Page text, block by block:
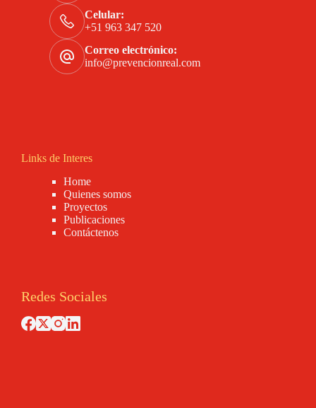
Celular:
+51 963 347 520
Correo electrónico:
info@prevencionreal.com
Links de Interes
Home
Quienes somos
Proyectos
Publicaciones
Contáctenos
Redes Sociales